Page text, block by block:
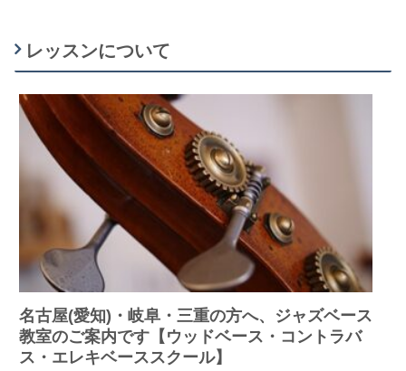
レッスンについて
名古屋(愛知)・岐阜・三重の方へ、ジャズベース
教室のご案内です【ウッドベース・コントラバ
ス・エレキベーススクール】